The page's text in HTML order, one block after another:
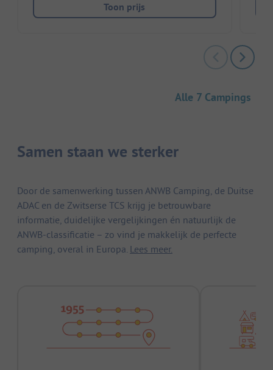
Toon prijs
Alle 7 Campings
Samen staan we sterker
Door de samenwerking tussen ANWB Camping, de Duitse
ADAC en de Zwitserse TCS krijg je betrouwbare
informatie, duidelijke vergelijkingen én natuurlijk de
ANWB-classificatie – zo vind je makkelijk de perfecte
camping, overal in Europa. Lees meer.